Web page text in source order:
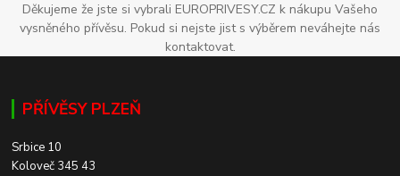
Děkujeme že jste si vybrali EUROPRIVESY.CZ k nákupu Vašeho
vysněného přívěsu. Pokud si nejste jist s výběrem neváhejte nás
kontaktovat.
PŘÍVĚSY PLZEŇ
Srbice 10
Koloveč 345 43